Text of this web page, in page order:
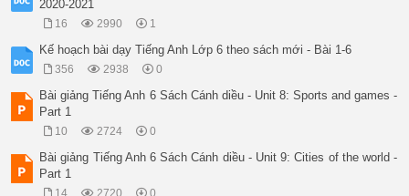
2020-2021
16 2990 1
Kế hoạch bài dạy Tiếng Anh Lớp 6 theo sách mới - Bài 1-6
356 2938 0
Bài giảng Tiếng Anh 6 Sách Cánh diều - Unit 8: Sports and games -
Part 1
10 2724 0
Bài giảng Tiếng Anh 6 Sách Cánh diều - Unit 9: Cities of the world -
Part 1
14 2720 0